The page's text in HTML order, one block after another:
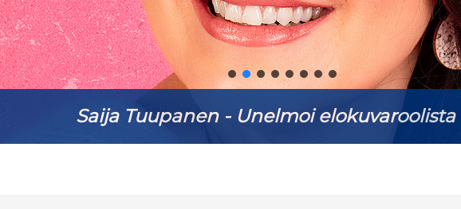
Saija Tuupanen - Unelmoi elokuvaroolista